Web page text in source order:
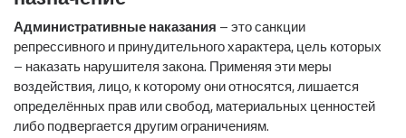
Административные наказания – это санкции
репрессивного и принудительного характера, цель которых
– наказать нарушителя закона. Применяя эти меры
воздействия, лицо, к которому они относятся, лишается
определённых прав или свобод, материальных ценностей
либо подвергается другим ограничениям.